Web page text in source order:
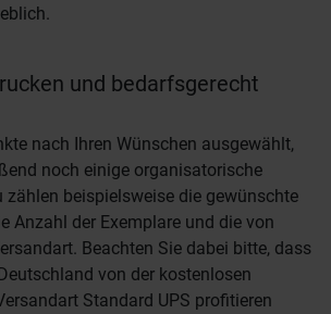
und bedarfsgerecht
nach Ihren Wünschen ausgewählt,
noch einige organisatorische
zählen beispielsweise die gewünschte
Anzahl der Exemplare und die von
Beachten Sie dabei bitte, dass
von der kostenlosen
Standard UPS profitieren